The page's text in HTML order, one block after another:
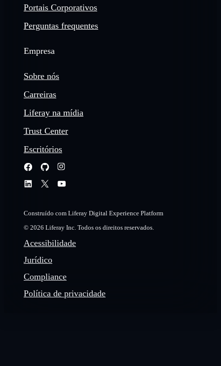
Portais Corporativos
Perguntas frequentes
Empresa
Sobre nós
Carreiras
Liferay na mídia
Trust Center
Escritórios
Construído com Liferay Digital Experience Platform
© 2026 Liferay Inc. Todos os direitos reservados.
Acessibilidade
Jurídico
Compliance
Política de privacidade